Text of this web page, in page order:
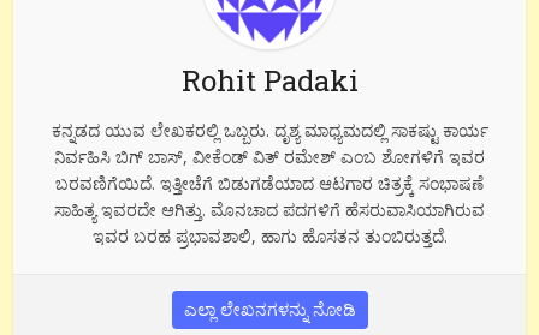
Rohit Padaki
ಕನ್ನಡದ ಯುವ ಲೇಖಕರಲ್ಲಿ ಒಬ್ಬರು. ದೃಶ್ಯ ಮಾಧ್ಯಮದಲ್ಲಿ ಸಾಕಷ್ಟು ಕಾರ್ಯ
ನಿರ್ವಹಿಸಿ ಬಿಗ್ ಬಾಸ್, ವೀಕೆಂಡ್ ವಿತ್ ರಮೇಶ್ ಎಂಬ ಶೋಗಳಿಗೆ ಇವರ
ಬರವಣಿಗೆಯಿದೆ. ಇತ್ತೀಚೆಗೆ ಬಿಡುಗಡೆಯಾದ ಆಟಗಾರ ಚಿತ್ರಕ್ಕೆ ಸಂಭಾಷಣೆ
ಸಾಹಿತ್ಯ ಇವರದೇ ಆಗಿತ್ತು. ಮೊನಚಾದ ಪದಗಳಿಗೆ ಹೆಸರುವಾಸಿಯಾಗಿರುವ
ಇವರ ಬರಹ ಪ್ರಭಾವಶಾಲಿ, ಹಾಗು ಹೊಸತನ ತುಂಬಿರುತ್ತದೆ.
ಎಲ್ಲಾ ಲೇಖನಗಳನ್ನು ನೋಡಿ